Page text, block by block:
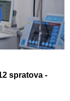
spratova -